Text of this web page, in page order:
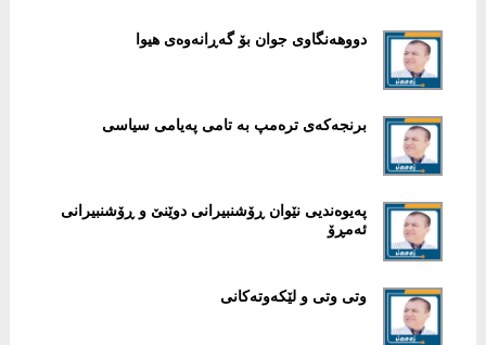
دووهەنگاوی جوان بۆ گەڕانەوەی هیوا
برنجەکەی ترەمپ بە تامی پەیامی سیاسی
پەیوەندیی نێوان ڕۆشنبیرانی دوێنێ و ڕۆشنبیرانی
ئەمڕۆ
وتی وتی و لێکەوتەکانی